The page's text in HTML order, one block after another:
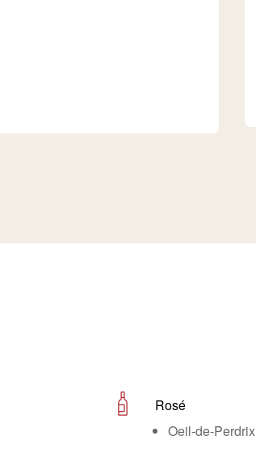
Rosé
Oeil-de-Perdrix